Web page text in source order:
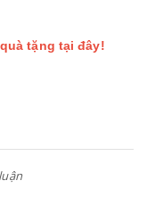
tặng tại đây!